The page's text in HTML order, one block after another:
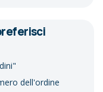
dell'ordine